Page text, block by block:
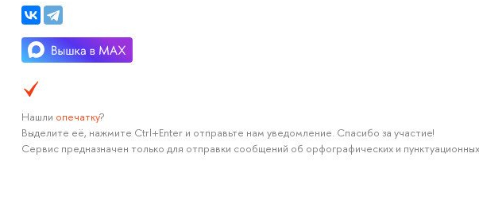
Нашли опечатку?
Выделите её, нажмите Ctrl+Enter и отправьте нам уведомление. Спасибо за участие!
Сервис предназначен только для отправки сообщений об орфографических и